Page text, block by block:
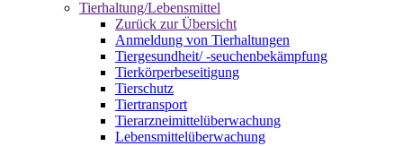
Tierhaltung/Lebensmittel
Zurück zur Übersicht
Anmeldung von Tierhaltungen
Tiergesundheit/ -seuchenbekämpfung
Tierkörperbeseitigung
Tierschutz
Tiertransport
Tierarzneimittelüberwachung
Lebensmittelüberwachung